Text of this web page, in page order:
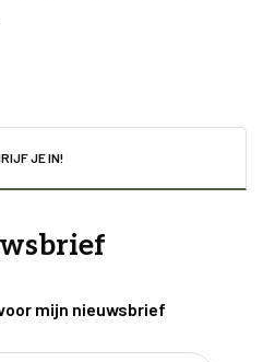
JE IN!
mijn nieuwsbrief